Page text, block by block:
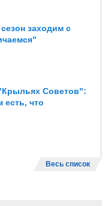
заходим с
Советов":
что
Весь список